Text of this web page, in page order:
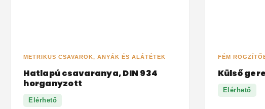
METRIKUS CSAVAROK, ANYÁK ÉS ALÁTÉTEK
Hatlapú csavaranya, DIN 934
horganyzott
Elérhető
FÉM
Külső
Elérhető